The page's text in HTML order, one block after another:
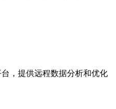
，提供远程数据分析和优化